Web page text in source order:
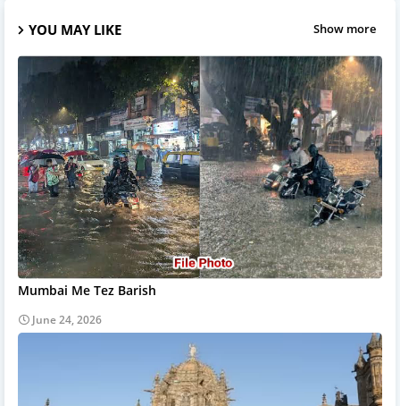
YOU MAY LIKE Show more
Mumbai Me Tez Barish
June 24, 2026